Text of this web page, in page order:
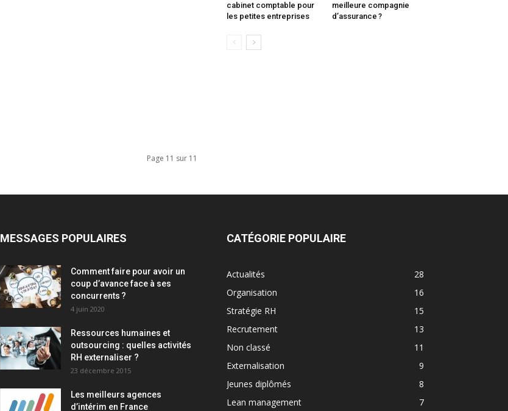
Page 11 sur 11
cabinet comptable pour
les petites entreprises
meilleure compagnie
d’assurance ?
MESSAGES POPULAIRES
Comment faire pour avoir un
coup d’avance face à ses
concurrents ?
4 juin 2020
Ressources humaines et
outsourcing : quelles activités
RH externaliser ?
23 décembre 2015
Les meilleurs agences
d’intérim en France
CATÉGORIE POPULAIRE
Actualités
28
Organisation
16
Stratégie RH
15
Recrutement
13
Non classé
11
Externalisation
9
Jeunes diplômés
8
Lean management
7